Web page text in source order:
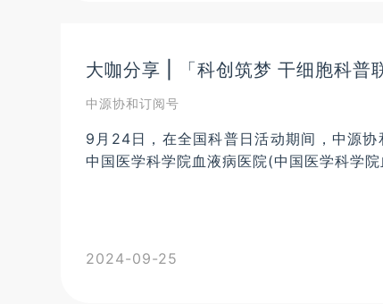
大咖分享 | 「科创筑梦 干细胞科普
中源协和订阅号
9月24日，在全国科普日活动期间，中源协
中国医学科学院血液病医院(中国医学科学
2024-09-25